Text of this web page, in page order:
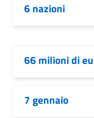
6 nazioni
66 milioni di
7 gennaio